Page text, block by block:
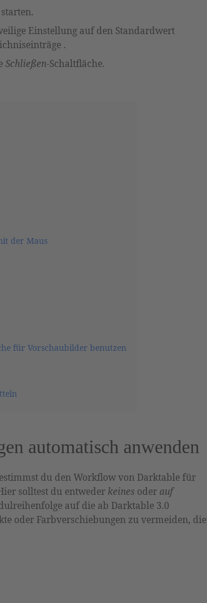
Einstellung auf den Standardwert
.
Schließen-Schaltfläche.
der Maus
für Vorschaubilder benutzen
automatisch anwenden
du den Workflow von Darktable für
solltest du entweder keines oder auf
auf die ab Darktable 3.0
oder Farbverschiebungen zu vermeiden, die